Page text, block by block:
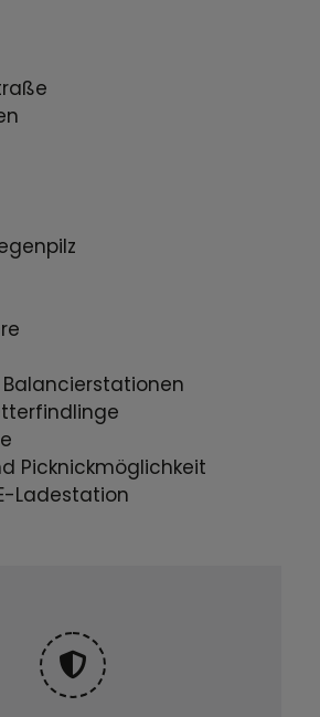
Picknickmöglichkeit
Ladestation